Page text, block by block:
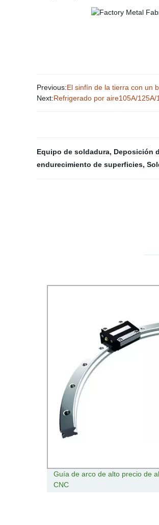
Previous:El sinfín de la tierra con un
Next:Refrigerado por aire105A/
Equipo de soldadura, Deposición
endurecimiento de superficies,
Guía de arco de alto precio de
CNC